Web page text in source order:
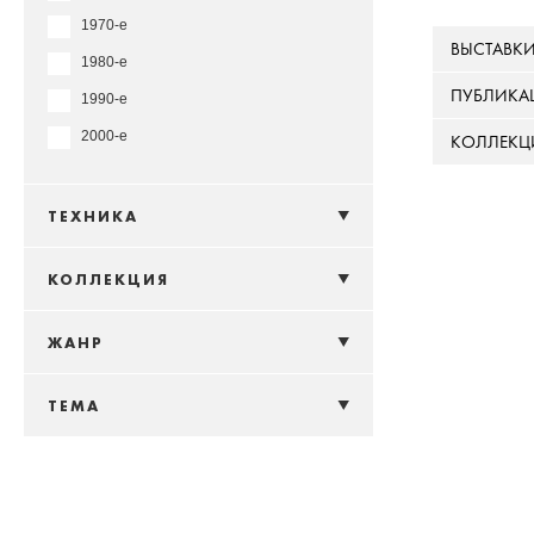
1970-е
1980-е
1990-е
2000-е
ТЕХНИКА
КОЛЛЕКЦИЯ
ЖАНР
ТЕМА